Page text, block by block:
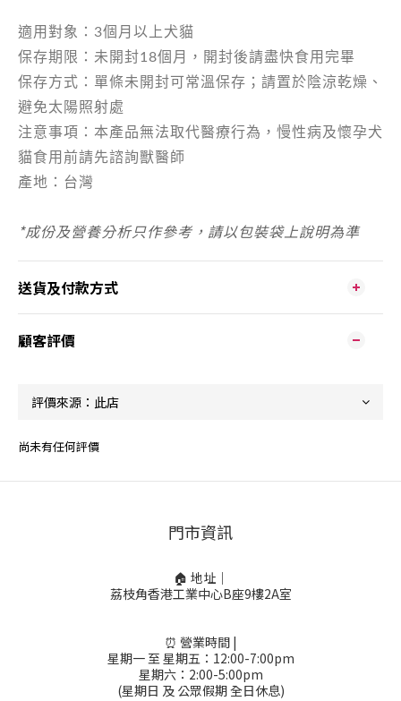
適用對象：3個月以上犬貓
保存期限：未開封18個月，開封後請盡快食用完畢
保存方式：單條未開封可常溫保存；請置於陰涼乾燥、
避免太陽照射處
注意事項：本產品無法取代醫療行為，慢性病及懷孕犬
貓食用前請先諮詢獸醫師
產地：台灣
*成份及營養分析只作參考，請以包裝袋上說明為準
送貨及付款方式
顧客評價
尚未有任何評價
門市資訊
🏠 地址｜
荔枝角香港工業中心B座9樓2A室
⏰ 營業時間 |
星期一 至 星期五：12:00-7:00pm
星期六：2:00-5:00pm
(星期日 及 公眾假期 全日休息)